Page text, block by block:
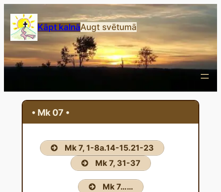
do
treści
Kāpt kalnāAugt svētumā
• Mk 07 •
Mk 7, 1-8a.14-15.21-23
Mk 7, 31-37
Mk 7……